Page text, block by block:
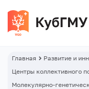
Главная
Развитие и
Центры коллективного
Молекулярно-